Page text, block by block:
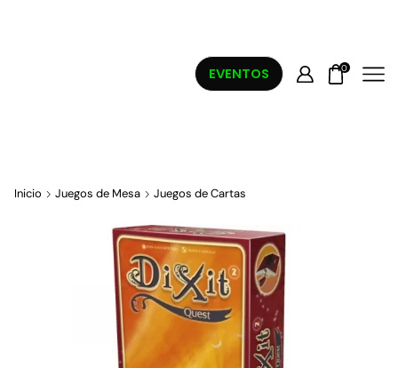
EVENTOS 0
Inicio Juegos de Mesa Juegos de Cartas